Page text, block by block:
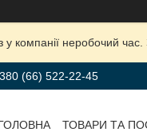
у компанії неробочий
(66) 522-22-45
ТОВАРИ ТА